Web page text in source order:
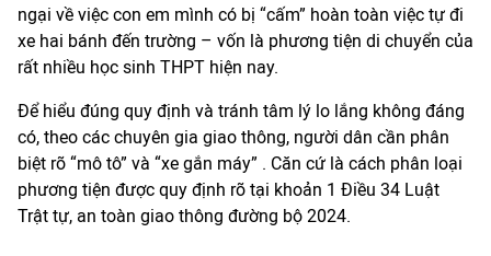
ngại về việc con em mình có bị “cấm” hoàn toàn việc tự đi
xe hai bánh đến trường – vốn là phương tiện di chuyển của
rất nhiều học sinh THPT hiện nay.
Để hiểu đúng quy định và tránh tâm lý lo lắng không đáng
có, theo các chuyên gia giao thông, người dân cần phân
biệt rõ “mô tô” và “xe gắn máy” . Căn cứ là cách phân loại
phương tiện được quy định rõ tại khoản 1 Điều 34 Luật
Trật tự, an toàn giao thông đường bộ 2024.